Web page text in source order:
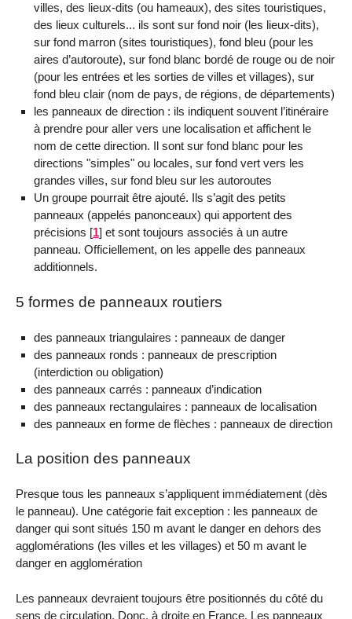
villes, des lieux-dits (ou hameaux), des sites touristiques,
des lieux culturels... ils sont sur fond noir (les lieux-dits),
sur fond marron (sites touristiques), fond bleu (pour les
aires d’autoroute), sur fond blanc bordé de rouge ou de noir
(pour les entrées et les sorties de villes et villages), sur
fond bleu clair (nom de pays, de régions, de départements)
les panneaux de direction : ils indiquent souvent l’itinéraire
à prendre pour aller vers une localisation et affichent le
nom de cette direction. Il sont sur fond blanc pour les
directions "simples" ou locales, sur fond vert vers les
grandes villes, sur fond bleu sur les autoroutes
Un groupe pourrait être ajouté. Ils s’agit des petits
panneaux (appelés panonceaux) qui apportent des
précisions [1] et sont toujours associés à un autre
panneau. Officiellement, on les appelle des panneaux
additionnels.
5 formes de panneaux routiers
des panneaux triangulaires : panneaux de danger
des panneaux ronds : panneaux de prescription
(interdiction ou obligation)
des panneaux carrés : panneaux d’indication
des panneaux rectangulaires : panneaux de localisation
des panneaux en forme de flèches : panneaux de direction
La position des panneaux
Presque tous les panneaux s’appliquent immédiatement (dès
le panneau). Une catégorie fait exception : les panneaux de
danger qui sont situés 150 m avant le danger en dehors des
agglomérations (les villes et les villages) et 50 m avant le
danger en agglomération
Les panneaux devraient toujours être positionnés du côté du
sens de circulation. Donc, à droite en France. Les panneaux